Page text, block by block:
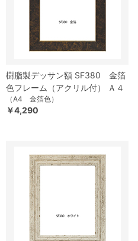
樹脂製デッサン額 SF380 金箔
色フレーム（アクリル付） Ａ４
（A4 金箔色）
￥4,290